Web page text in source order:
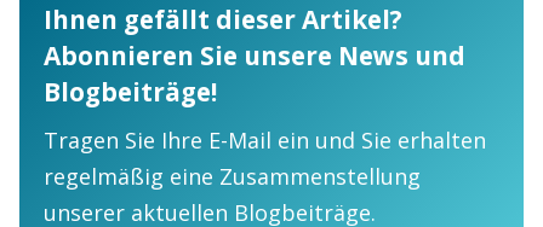
Ihnen gefällt dieser Artikel?
Abonnieren Sie unsere News und
Blogbeiträge!
Tragen Sie Ihre E-Mail ein und Sie erhalten
regelmäßig eine Zusammenstellung
unserer aktuellen Blogbeiträge.